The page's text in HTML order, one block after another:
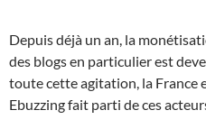
Depuis déjà un an, la
des blogs en particulier est
toute cette agitation, la France
Ebuzzing fait parti de ces